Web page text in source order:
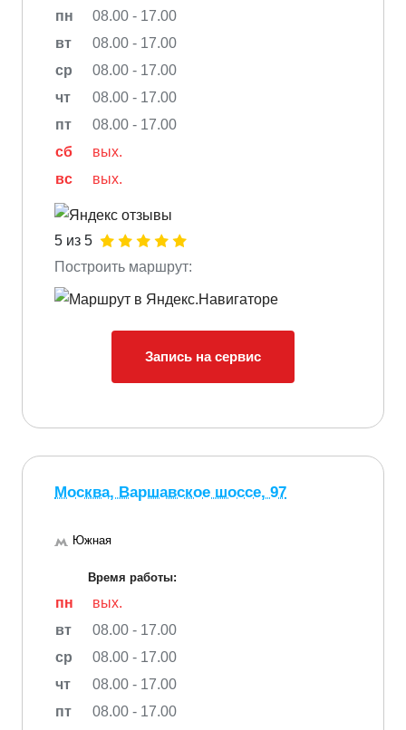
пн
08.00 - 17.00
вт
08.00 - 17.00
ср
08.00 - 17.00
чт
08.00 - 17.00
пт
08.00 - 17.00
сб
вых.
вс
вых.
5 из 5
Построить маршрут:
Запись на сервис
Москва, Варшавское шоссе, 97
Южная
Время работы:
пн
вых.
вт
08.00 - 17.00
ср
08.00 - 17.00
чт
08.00 - 17.00
пт
08.00 - 17.00